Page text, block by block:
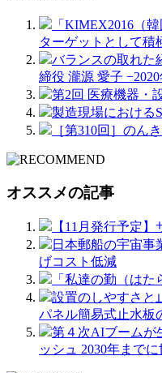
「KIMEX2016（
ターゲットとして積
バランスの取れ
締役 瀧源 愛子
第2回 医療機器・
製造現場における
［第310回］のん
オススメの記事
【11月発行予定
日本郵船の宇宙事
げコスト低減
「私達の勤（はた
設置のしやすさと
パネル簡易式止水板
第４次AIブームが
ッシュ 2030年まで